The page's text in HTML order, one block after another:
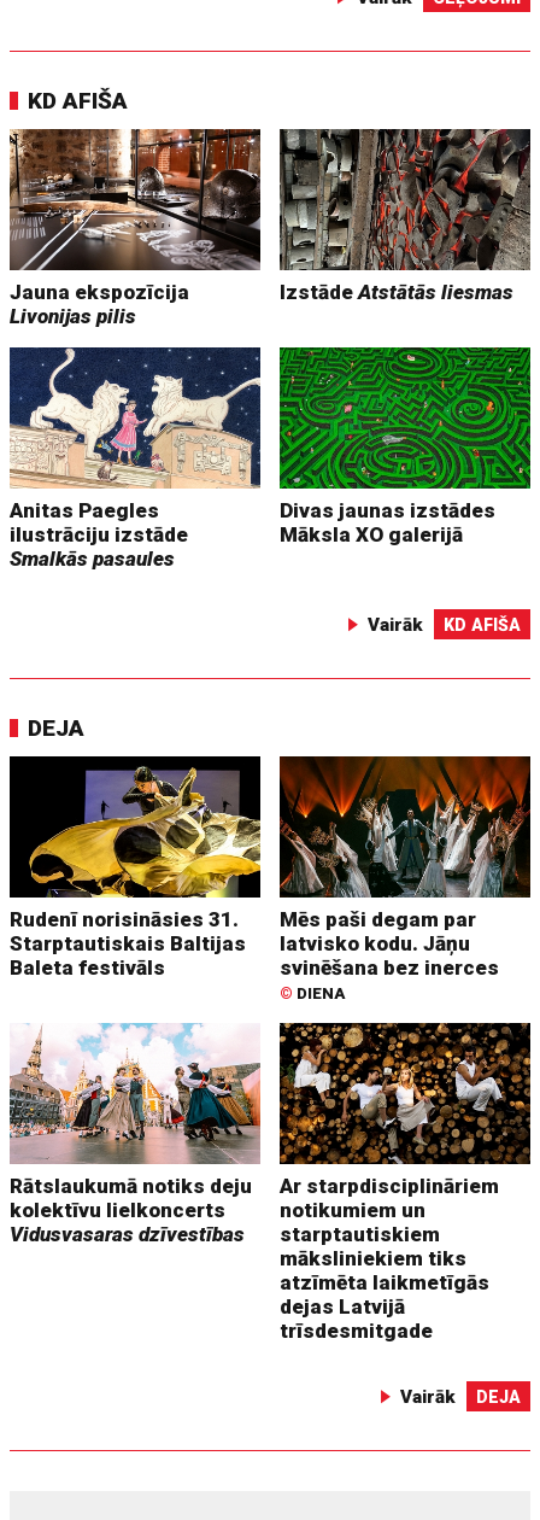
KD AFIŠA
Jauna ekspozīcija
Livonijas pilis
IzstādeAtstātās liesmas
Anitas Paegles
ilustrāciju izstāde
Smalkās pasaules
Divas jaunas izstādes
Māksla XO galerijā
Vairāk KD AFIŠA
DEJA
Rudenī norisināsies 31.
Starptautiskais Baltijas
Baleta festivāls
Mēs paši degam par
latvisko kodu. Jāņu
svinēšana bez inerces
© DIENA
Rātslaukumā notiks deju
kolektīvu lielkoncerts
Vidusvasaras dzīvestības
Ar starpdisciplināriem
notikumiem un
starptautiskiem
māksliniekiem tiks
atzīmēta laikmetīgās
dejas Latvijā
trīsdesmitgade
Vairāk DEJA